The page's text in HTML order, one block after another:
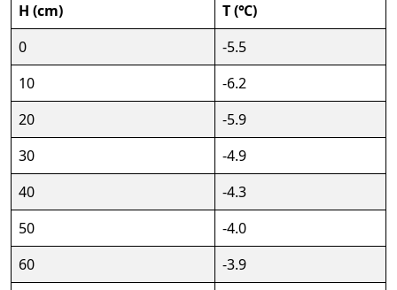
H (cm)
T (℃)
0
-5.5
10
-6.2
20
-5.9
30
-4.9
40
-4.3
50
-4.0
60
-3.9